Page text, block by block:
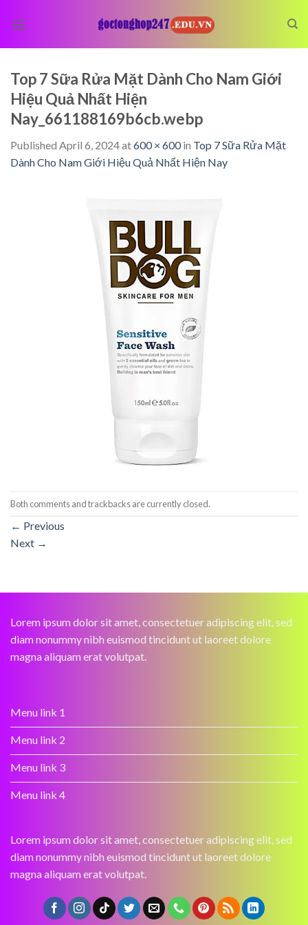
Top 7 Sữa Rửa Mặt Dành Cho Nam Giới
Hiệu Quả Nhất Hiện
Nay_661188169b6cb.webp
Published April 6, 2024at600 × 600in Top 7 Sữa Rửa Mặt
Dành Cho Nam Giới Hiệu Quả Nhất Hiện Nay
Both comments and trackbacks are currently closed.
← Previous
Next →
Lorem ipsum dolor sit amet, consectetuer adipiscing elit, sed
diam nonummy nibh euismod tincidunt ut laoreet dolore
magna aliquam erat volutpat.
Menu link 1
Menu link 2
Menu link 3
Menu link 4
Lorem ipsum dolor sit amet, consectetuer adipiscing elit, sed
diam nonummy nibh euismod tincidunt ut laoreet dolore
magna aliquam erat volutpat.